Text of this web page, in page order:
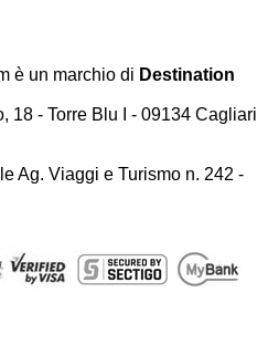
è un marchio di Destination
18 - Torre Blu I - 09134 Cagliari
Ag. Viaggi e Turismo n. 242 -